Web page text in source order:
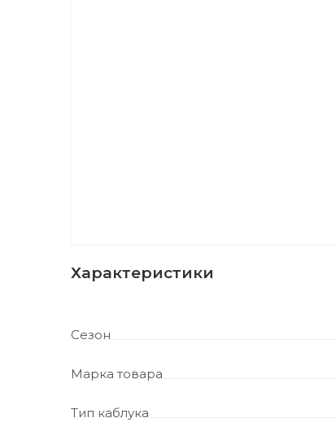
Характеристики
Сезон
Марка товара
Тип каблука